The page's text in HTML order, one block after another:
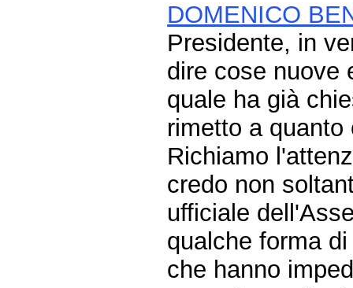
DOMENICO
Presidente, in
dire cose nuove
quale ha già
rimetto a quanto
Richiamo
credo non
ufficiale
qualche forma
che hanno